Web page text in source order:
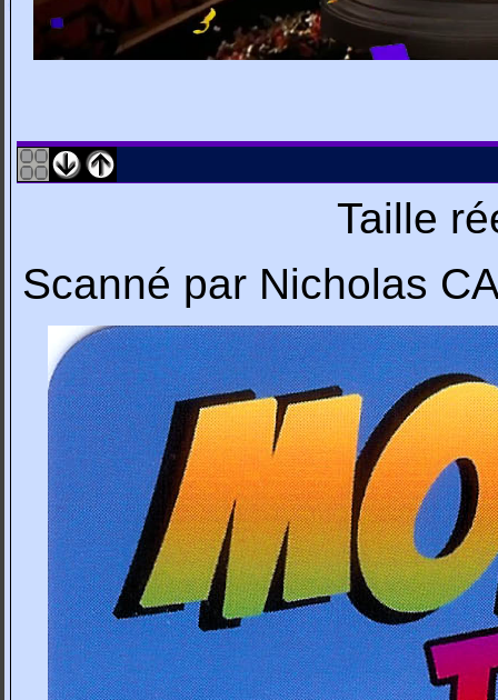
Taille
Scanné par Nicholas